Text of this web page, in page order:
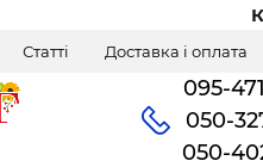
Статті Доставка і оплата
095-
050-
050-